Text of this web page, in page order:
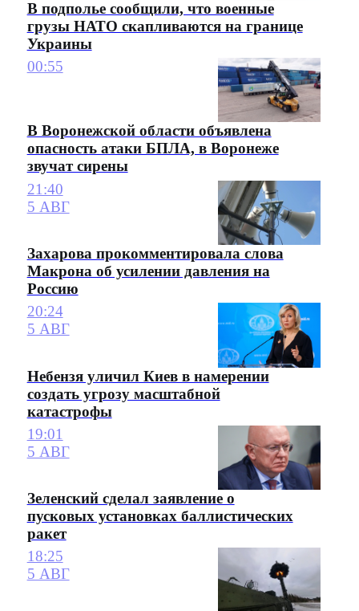
В подполье сообщили, что военные
грузы НАТО скапливаются на границе
Украины
00:55
В Воронежской области объявлена
опасность атаки БПЛА, в Воронеже
звучат сирены
21:40
5 АВГ
Захарова прокомментировала слова
Макрона об усилении давления на
Россию
20:24
5 АВГ
Небензя уличил Киев в намерении
создать угрозу масштабной
катастрофы
19:01
5 АВГ
Зеленский сделал заявление о
пусковых установках баллистических
ракет
18:25
5 АВГ